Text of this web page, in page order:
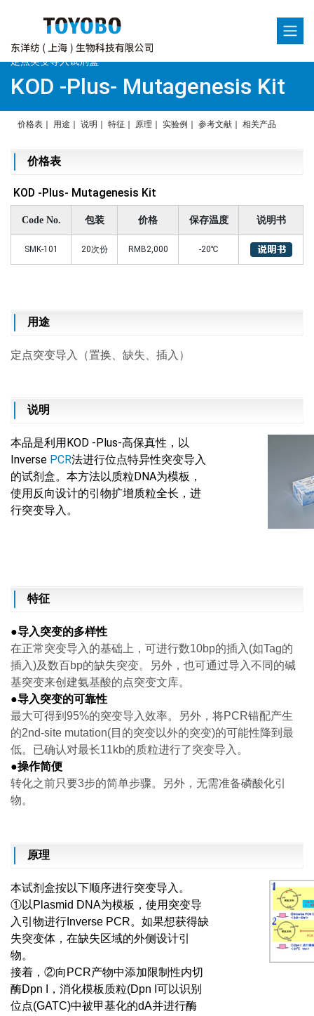
定点突变导入试剂盒
KOD -Plus- Mutagenesis Kit
价格表 用途 说明 特征 原理 实验例 参考文献 相关产品
价格表
KOD -Plus- Mutagenesis Kit
Code No. 包装 价格 保存温度 说明书
SMK-101 20次份 RMB2,000 -20℃
用途
定点突变导入（置换、缺失、插入）
说明
本品是利用KOD -Plus-高保真性，以
Inverse PCR法进行位点特异性突变导入
的试剂盒。本方法以质粒DNA为模板，
使用反向设计的引物扩增质粒全长，进
行突变导入。
特征
●导入突变的多样性
在正常突变导入的基础上，可进行数10bp的插入(如Tag的
插入)及数百bp的缺失突变。另外，也可通过导入不同的碱
基突变来创建氨基酸的点突变文库。
●导入突变的可靠性
最大可得到95%的突变导入效率。另外，将PCR错配产生
的2nd-site mutation(目的突变以外的突变)的可能性降到最
低。已确认对最长11kb的质粒进行了突变导入。
●操作简便
转化之前只要3步的简单步骤。另外，无需准备磷酸化引
物。
原理
本试剂盒按以下顺序进行突变导入。
①以Plasmid DNA为模板，使用突变导
入引物进行Inverse PCR。如果想获得缺
失突变体，在缺失区域的外侧设计引
物。
接着，②向PCR产物中添加限制性内切
酶Dpn I，消化模板质粒(Dpn I可以识别
位点(GATC)中被甲基化的dA并进行酶